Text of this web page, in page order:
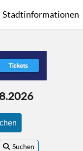
Stadtinformationen
Suchen